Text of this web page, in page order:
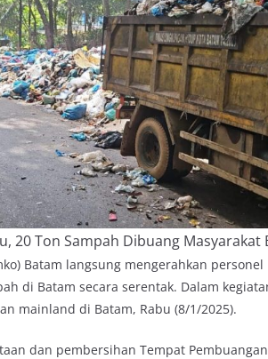
20 Ton Sampah Dibuang Masyarakat
Batam langsung mengerahkan
di Batam secara serentak. Dalam
mainland di Batam, Rabu (8/1/2025).
dan pembersihan Tempat